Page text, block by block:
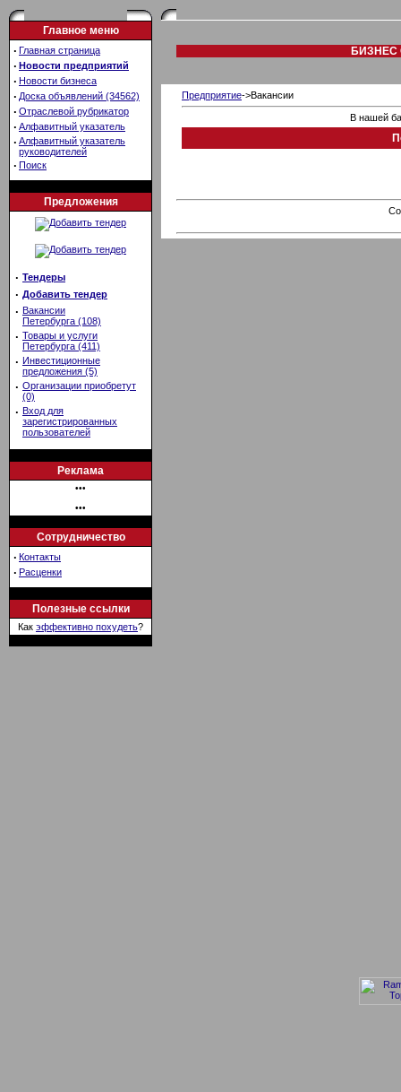
Главное меню
· Главная страница
· Новости предприятий
· Новости бизнеса
· Доска объявлений (34562)
· Отраслевой рубрикатор
· Алфавитный указатель
· Алфавитный указатель
руководителей
· Поиск
Предложения
· Тендеры
· Добавить тендер
· Вакансии
Петербурга (108)
· Товары и услуги
Петербурга (411)
· Инвестиционные
предложения (5)
· Организации приобретут
(0)
· Вход для
зарегистрированных
пользователей
Реклама
•••
•••
Сотрудничество
· Контакты
· Расценки
Полезные ссылки
Как эффективно похудеть?
БИЗНЕС
Предприятие->Вакансии
В нашей